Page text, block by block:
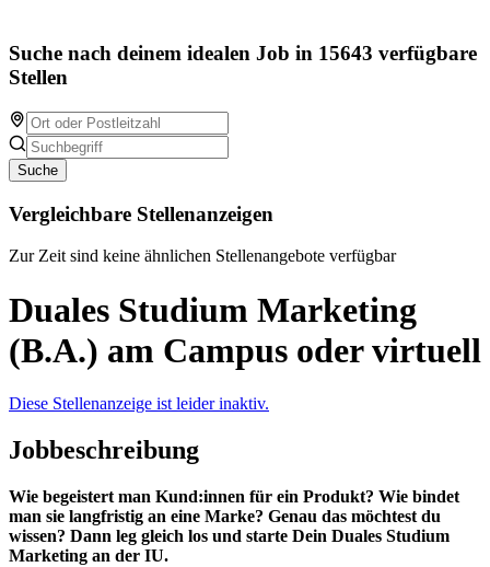
Suche nach deinem idealen Job in 15643 verfügbare
Stellen
Suche
Vergleichbare Stellenanzeigen
Zur Zeit sind keine ähnlichen Stellenangebote verfügbar
Duales Studium Marketing
(B.A.) am Campus oder virtuell
Diese Stellenanzeige ist leider inaktiv.
Jobbeschreibung
Wie begeistert man Kund:innen für ein Produkt? Wie bindet
man sie langfristig an eine Marke? Genau das möchtest du
wissen? Dann leg gleich los und starte Dein Duales Studium
Marketing an der IU.